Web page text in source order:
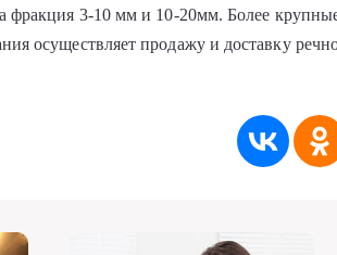
фракция 3-10 мм и 10-20мм. Более
осуществляет продажу и доставку